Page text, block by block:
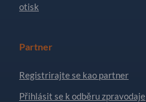
otisk
Partner
Registrirajte se kao partner
Přihlásit se k odběru zpravodaje